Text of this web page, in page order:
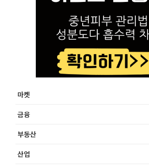
마켓
금융
부동산
산업